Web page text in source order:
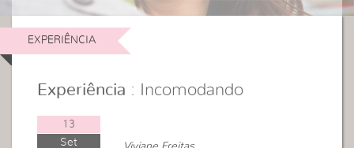
EXPERIÊNCIA
Experiência : Incomodando
13
Set